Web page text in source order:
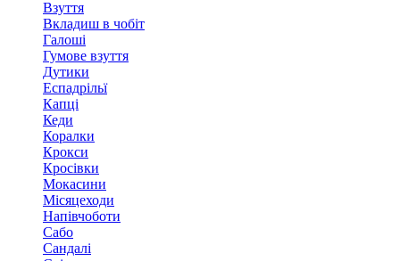
Взуття
Вкладиш в чобіт
Галоші
Гумове взуття
Дутики
Еспадрільї
Капці
Кеди
Коралки
Крокси
Кросівки
Мокасини
Місяцеходи
Напівчоботи
Сабо
Сандалі